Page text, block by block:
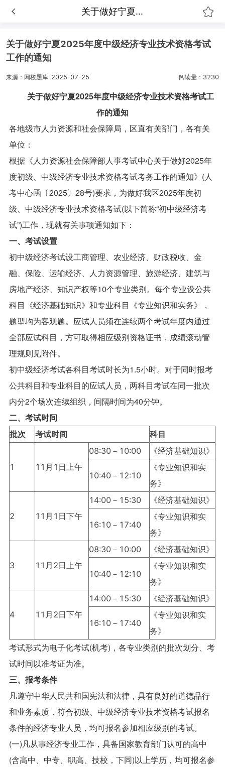
​关于做好宁夏...
​关于做好宁夏2025年度中级经济专业技术资格考试
工作的通知
来源：网校题库 2025-07-25 阅读量：3230
关于做好宁夏2025年度中级经济专业技术资格考试工
作的通知
各地级市人力资源和社会保障局，区直有关部门，各有关
单位：
根据《人力资源社会保障部人事考试中心关于做好2025年
度初级、中级经济专业技术资格考试考务工作的通知》(人
考中心函〔2025〕28号)要求，为做好我区2025年度初
级、中级经济专业技术资格考试(以下简称“初中级经济考
试”)工作，现就有关事项通知如下：
一、考试设置
初中级经济考试设工商管理、农业经济、财政税收、金
融、保险、运输经济、人力资源管理、旅游经济、建筑与
房地产经济、知识产权等10个专业类别。每个专业设公共
科目《经济基础知识》和专业科目《专业知识和实务》，
题型均为客观题。应试人员须在连续两个考试年度内通过
全部应试科目，方可取得相应级别资格证书，成绩滚动管
理规则见附件。
初中级经济考试各科目考试时长为1.5小时。对于同时报考
公共科目和专业科目的应试人员，两科目考试在同一批次
内分2个场次连续组织，间隔时间为40分钟。
二、考试时间
批次 考试时间 科目
1 11月1日上午
08:30－10:00 《经济基础知识》
10:40－12:10
《专业知识和实
务》
2 11月1日下午
14:00－15:30 《经济基础知识》
16:10－17:40
《专业知识和实
务》
3 11月2日上午
08:30－10:00 《经济基础知识》
10:40－12:10
《专业知识和实
务》
4 11月2日下午
14:00－15:30 《经济基础知识》
16:10－17:40
《专业知识和实
务》
考试形式为电子化考试(机考)，各专业类别的批次划分、考
试时间以准考证为准。
三、报考条件
凡遵守中华人民共和国宪法和法律，具有良好的道德品行
和业务素质，符合初级、中级经济专业技术资格考试报名
条件的经济专业人员，均可报名参加相应级别的考试。
(一)凡从事经济专业工作，具备国家教育部门认可的高中
(含高中、中专、职高、技校，下同)以上学历，均可报名参